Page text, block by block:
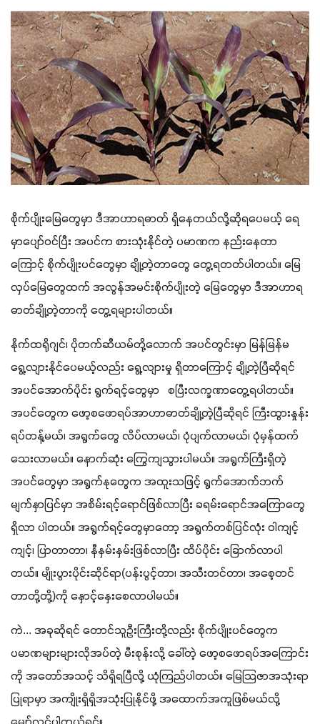
စိုက်ပျိုးမြေတွေမှာ ဒီအာဟာရဓာတ် ရှိနေတယ်လို့ဆိုရပေမယ့် ရေ
မှာပျော်ဝင်ပြီး အပင်က စားသုံးနိုင်တဲ့ ပမာဏက နည်းနေတာ
ကြောင့် စိုက်ပျိုးပင်တွေမှာ ချို့တဲ့တာတွေ တွေ့ရတတ်ပါတယ်။ မြေ
လှပ်မြေတွေထက် အလွန်အမင်းစိုက်ပျိုးတဲ့ မြေတွေမှာ ဒီအာဟာရ
ဓာတ်ချို့တဲ့တာကို တွေ့ရများပါတယ်။
နိုက်ထရိုဂျင်၊ ပိုတက်ဆီယမ်တို့လောက် အပင်တွင်းမှာ မြန်မြန်မ
ရွေ့လျားနိုင်ပေမယ့်လည်း ရွေ့လျားမှု ရှိတာကြောင့် ချို့တဲ့ပြီဆိုရင်
အပင်အောက်ပိုင်း ရွက်ရင့်တွေမှာ   စပြီးလက္ခဏာတွေ့ရပါတယ်။
အပင်တွေက ဖော့စဖောရပ်အာဟာဓာတ်ချို့တဲ့ပြီဆိုရင် ကြီးထွားနှုန်း
ရပ်တန့်မယ်၊ အရွက်တွေ လိပ်လာမယ်၊ ပုံပျက်လာမယ်၊ ပုံမှန်ထက်
သေးလာမယ်။ နောက်ဆုံး ကြွေကျသွားပါမယ်။ အရွက်ကြီးရှိတဲ့
အပင်တွေမှာ အရွက်နုတွေက အထူးသဖြင့် ရွက်အောက်ဘက်
မျက်နှာပြင်မှာ အစိမ်းရင့်ရောင်ဖြစ်လာပြီး ခရမ်းရောင်အကြောတွေ
ရှိလာ ပါတယ်။ အရွက်ရင့်တွေမှာတော့ အရွက်တစ်ပြင်လုံး ဝါကျင့်
ကျင့်၊ ပြာတာတာ၊ နီနှမ်းနှမ်းဖြစ်လာပြီး ထိပ်ပိုင်း ခြောက်လာပါ
တယ်။ မျိုးပွားပိုင်းဆိုင်ရာ(ပန်းပွင့်တာ၊ အသီးတင်တာ၊ အစေ့တင်
တာတို့တို့)ကို နှောင့်နှေးစေလာပါမယ်။
ကဲ... အခုဆိုရင် တောင်သူဦးကြီးတို့လည်း စိုက်ပျိုးပင်တွေက
ပမာဏများများလိုအပ်တဲ့ မီးစုန်းလို့ ခေါ်တဲ့ ဖော့စဖောရပ်အကြောင်း
ကို အတော်အသင့် သိရှိရပြီလို့ ယုံကြည်ပါတယ်။ မြေသြဇာအသုံးရာ
ပြုရာမှာ အကျိုးရှိရှိအသုံးပြုနိုင်ဖို့ အထောက်အကူဖြစ်မယ်လို့